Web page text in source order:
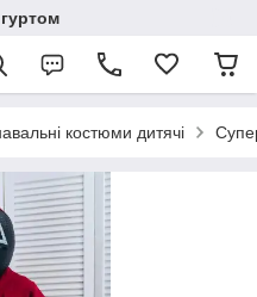
костюми дитячі